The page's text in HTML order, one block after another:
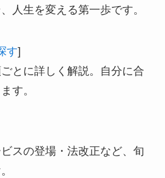
人生を変える第一歩です。
す]
とに詳しく解説。自分に合
す。
スの登場・法改正など、旬